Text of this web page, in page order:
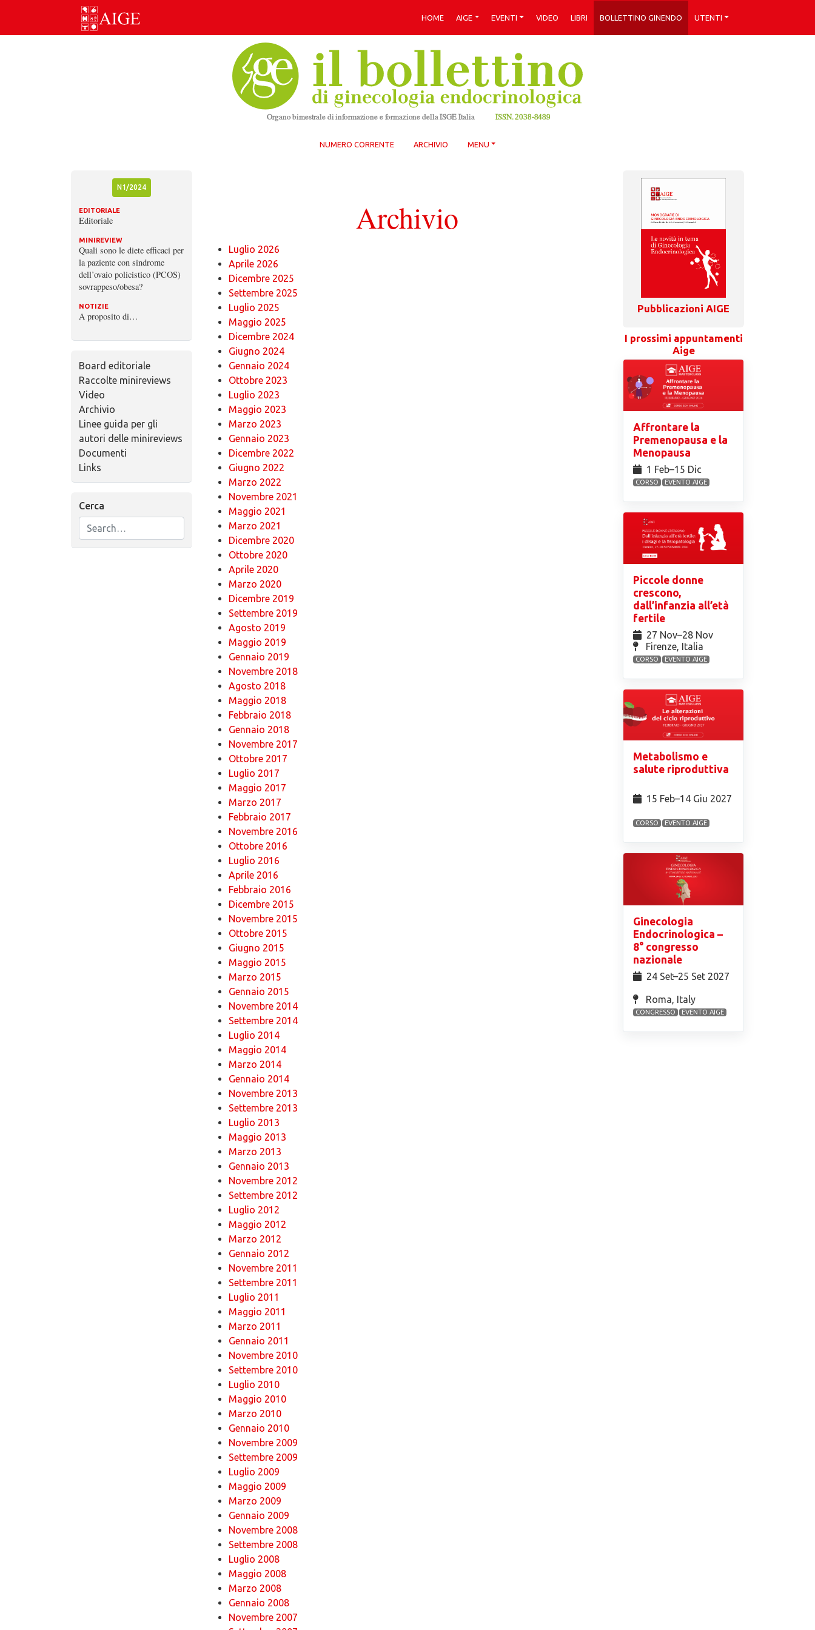
Skip
HOME AIGE EVENTI VIDEO LIBRI BOLLETTINO GINENDO UTENTI
NUMERO CORRENTE ARCHIVIO MENU
N1/2024
EDITORIALE
Editoriale
MINIREVIEW
Quali sono le diete efficaci per
la paziente con sindrome
dell’ovaio policistico (PCOS)
sovrappeso/obesa?
NOTIZIE
A proposito di…
Board editoriale
Raccolte minireviews
Video
Archivio
Linee guida per gli
autori delle minireviews
Documenti
Links
Cerca
Archivio
Luglio 2026
Aprile 2026
Dicembre 2025
Settembre 2025
Luglio 2025
Maggio 2025
Dicembre 2024
Giugno 2024
Gennaio 2024
Ottobre 2023
Luglio 2023
Maggio 2023
Marzo 2023
Gennaio 2023
Dicembre 2022
Giugno 2022
Marzo 2022
Novembre 2021
Maggio 2021
Marzo 2021
Dicembre 2020
Ottobre 2020
Aprile 2020
Marzo 2020
Dicembre 2019
Settembre 2019
Agosto 2019
Maggio 2019
Gennaio 2019
Novembre 2018
Agosto 2018
Maggio 2018
Febbraio 2018
Gennaio 2018
Novembre 2017
Ottobre 2017
Luglio 2017
Maggio 2017
Marzo 2017
Febbraio 2017
Novembre 2016
Ottobre 2016
Luglio 2016
Aprile 2016
Febbraio 2016
Dicembre 2015
Novembre 2015
Ottobre 2015
Giugno 2015
Maggio 2015
Marzo 2015
Gennaio 2015
Novembre 2014
Settembre 2014
Luglio 2014
Maggio 2014
Marzo 2014
Gennaio 2014
Novembre 2013
Settembre 2013
Luglio 2013
Maggio 2013
Marzo 2013
Gennaio 2013
Novembre 2012
Settembre 2012
Luglio 2012
Maggio 2012
Marzo 2012
Gennaio 2012
Novembre 2011
Settembre 2011
Luglio 2011
Maggio 2011
Marzo 2011
Gennaio 2011
Novembre 2010
Settembre 2010
Luglio 2010
Maggio 2010
Marzo 2010
Gennaio 2010
Novembre 2009
Settembre 2009
Luglio 2009
Maggio 2009
Marzo 2009
Gennaio 2009
Novembre 2008
Settembre 2008
Luglio 2008
Maggio 2008
Marzo 2008
Gennaio 2008
Novembre 2007
Pubblicazioni AIGE
I prossimi appuntamenti
Aige
Affrontare la
Premenopausa e la
Menopausa
1 Feb⁠–15 Dic
CORSO EVENTO AIGE
Piccole donne
crescono,
dall’infanzia all’età
fertile
27 Nov⁠–28 Nov
Firenze, Italia
CORSO EVENTO AIGE
Metabolismo e
salute riproduttiva
15 Feb⁠–14 Giu 2027
CORSO EVENTO AIGE
Ginecologia
Endocrinologica –
8° congresso
nazionale
24 Set⁠–25 Set 2027
Roma, Italy
CONGRESSO EVENTO AIGE